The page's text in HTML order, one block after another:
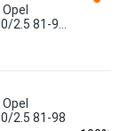
2.5 81-98
2.5 81-98